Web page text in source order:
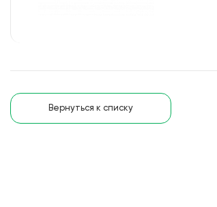
Вернуться к списку